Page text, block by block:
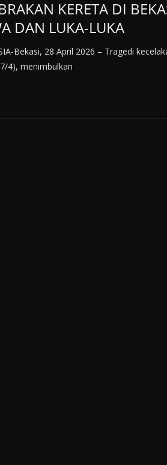
KERETA DI
DAN LUKA-LUKA
Bekasi, 28 April 2026 – Tragedi
4), menimbulkan